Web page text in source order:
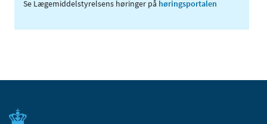
Se Lægemiddelstyrelsens høringer på høringsportalen